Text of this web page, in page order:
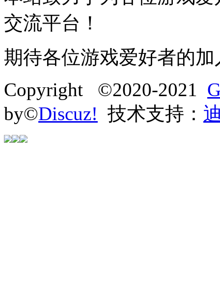
交流平台！
期待各位游戏爱好者的加
Copyright ©2020-2021
by©Discuz! 技术支持：